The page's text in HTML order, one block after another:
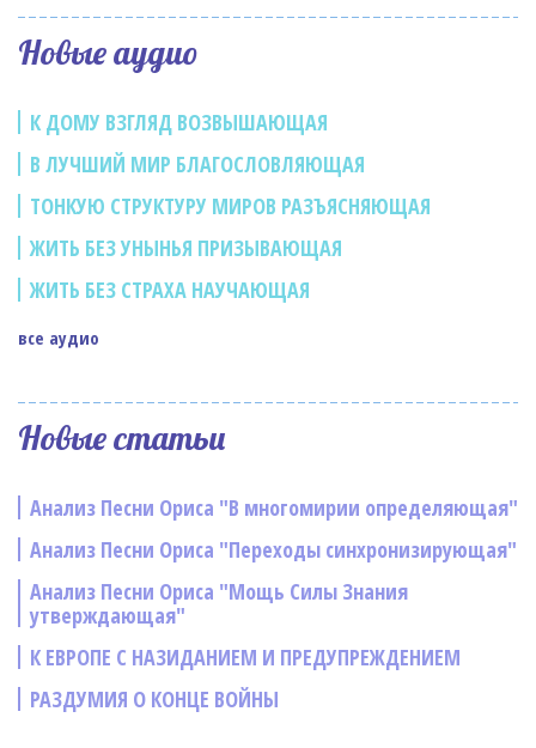
Новые аудио
К ДОМУ ВЗГЛЯД ВОЗВЫШАЮЩАЯ
В ЛУЧШИЙ МИР БЛАГОСЛОВЛЯЮЩАЯ
ТОНКУЮ СТРУКТУРУ МИРОВ РАЗЪЯСНЯЮЩАЯ
ЖИТЬ БЕЗ УНЫНЬЯ ПРИЗЫВАЮЩАЯ
ЖИТЬ БЕЗ СТРАХА НАУЧАЮЩАЯ
все аудио
Новые статьи
Анализ Песни Ориса "В многомирии определяющая"
Анализ Песни Ориса "Переходы синхронизирующая"
Анализ Песни Ориса "Мощь Силы Знания
утверждающая"
К ЕВРОПЕ С НАЗИДАНИЕМ И ПРЕДУПРЕЖДЕНИЕМ
РАЗДУМИЯ О КОНЦЕ ВОЙНЫ